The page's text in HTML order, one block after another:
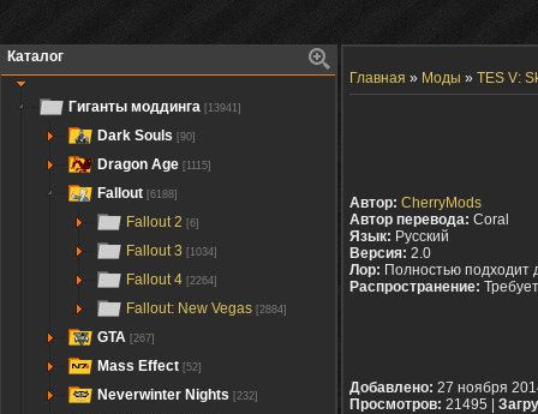
Каталог
Гиганты моддинга [13941]
Dark Souls [90]
Dragon Age [1115]
Fallout [6188]
Fallout 2 [6]
Fallout 3 [1034]
Fallout 4 [2264]
Fallout: New Vegas [2884]
GTA [267]
Mass Effect [52]
Neverwinter Nights [232]
Главная » Моды » TES V:
Автор: CherryMods
Автор перевода: Coral
Язык: Русский
Версия: 2.0
Лор: Полностью подходит
Распространение:
Добавлено: 27 ноября
Просмотров: 21495 |